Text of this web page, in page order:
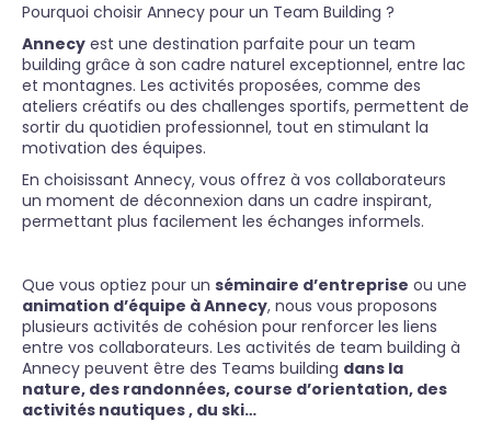
Pourquoi choisir Annecy pour un Team Building ?
Annecy est une destination parfaite pour un team
building grâce à son cadre naturel exceptionnel, entre lac
et montagnes. Les activités proposées, comme des
ateliers créatifs ou des challenges sportifs, permettent de
sortir du quotidien professionnel, tout en stimulant la
motivation des équipes.
En choisissant Annecy, vous offrez à vos collaborateurs
un moment de déconnexion dans un cadre inspirant,
permettant plus facilement les échanges informels.
Que vous optiez pour un séminaire d’entreprise ou une
animation d’équipe à Annecy, nous vous proposons
plusieurs activités de cohésion pour renforcer les liens
entre vos collaborateurs. Les activités de team building à
Annecy peuvent être des Teams building dans la
nature, des randonnées, course d’orientation, des
activités nautiques , du ski…